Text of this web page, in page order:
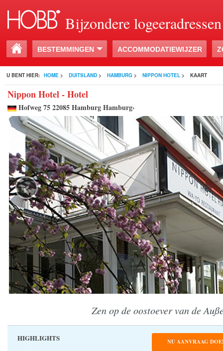
Bijzondere logeeradressen
BESTEMMINGEN ACCOMMODATIEWIJZER
U BENT HIER: HOME > DUITSLAND > HAMBURG > NIPPON HOTEL > KAART
Nippon Hotel - Hotel
Hofweg 75 22085 Hamburg Hamburg›
‹
Zen op de oostoever van de
HIGHLIGHTS
NU AANVRAAG